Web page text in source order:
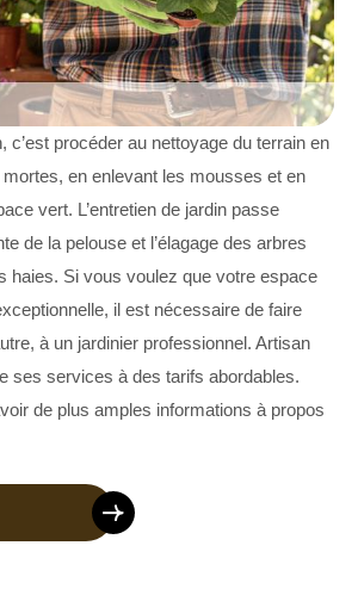
c’est procéder au nettoyage du terrain en
en enlevant les mousses et en
vert. L’entretien de jardin passe
de la pelouse et l’élagage des arbres
haies. Si vous voulez que votre espace
il est nécessaire de faire
à un jardinier professionnel. Artisan
ses services à des tarifs abordables.
de plus amples informations à propos